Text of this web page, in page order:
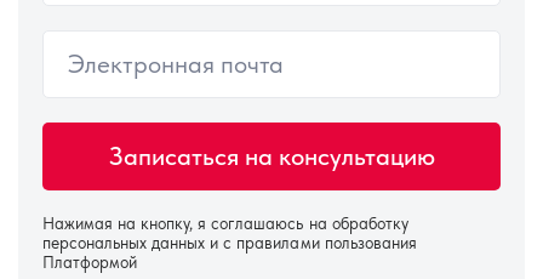
Нажимая на кнопку, я соглашаюсь на обработку
персональных данных и с правилами пользования
Платформой